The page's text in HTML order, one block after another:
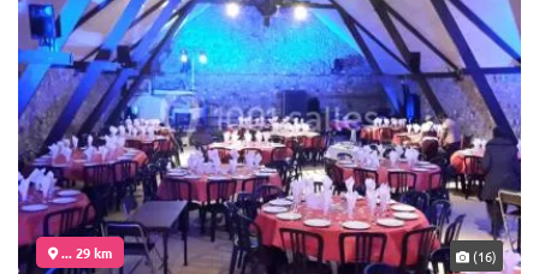
... 29 km (16)